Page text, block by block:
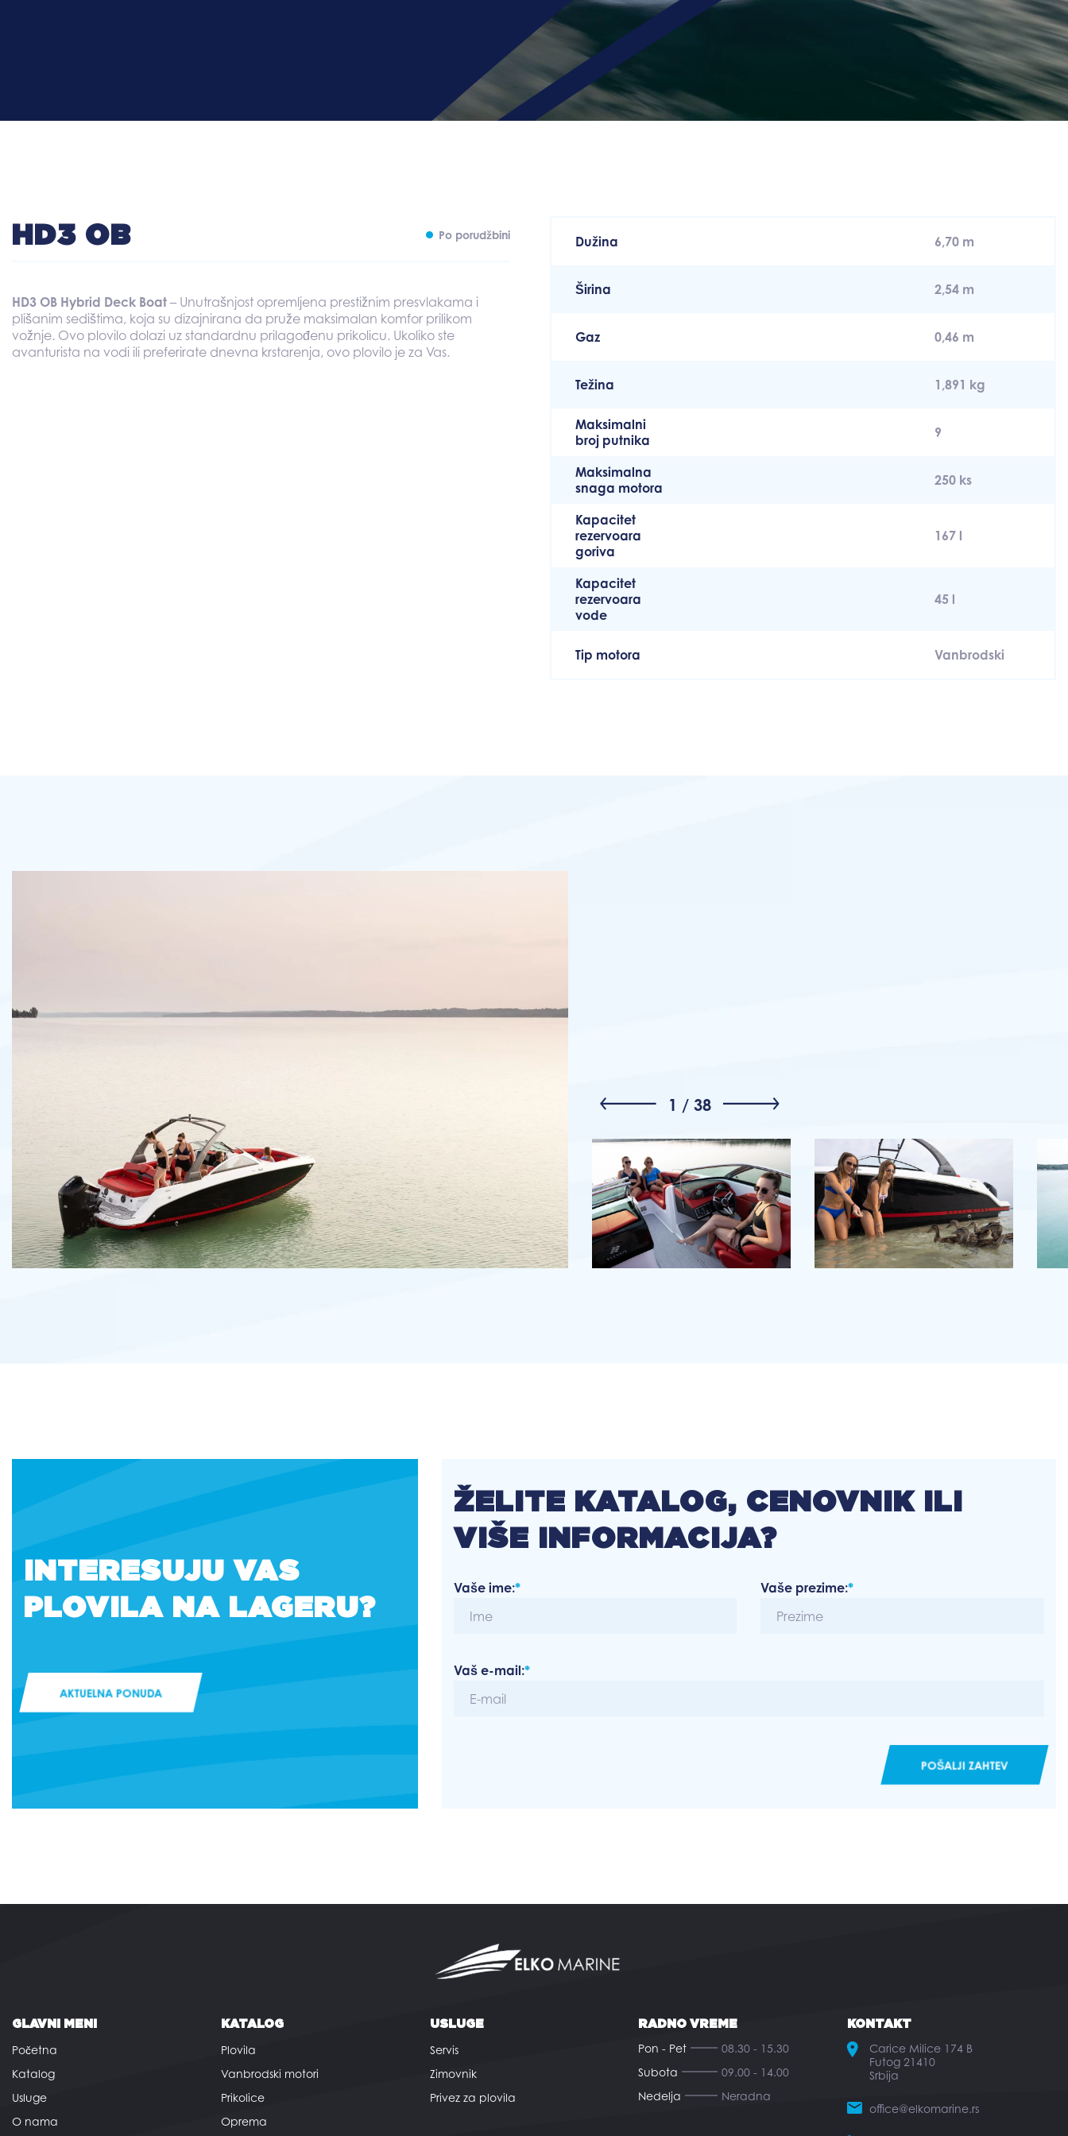
HD3 OB Po porudžbini
HD3 OB Hybrid Deck Boat – Unutrašnjost opremljena prestižnim presvlakama i
plišanim sedištima, koja su dizajnirana da pruže maksimalan komfor prilikom
vožnje. Ovo plovilo dolazi uz standardnu prilagođenu prikolicu. Ukoliko ste
avanturista na vodi ili preferirate dnevna krstarenja, ovo plovilo je za Vas.
Dužina 6,70 m
Širina 2,54 m
Gaz 0,46 m
Težina 1,891 kg
Maksimalni
broj putnika
9
Maksimalna
snaga motora
250 ks
Kapacitet
rezervoara
goriva
167 l
Kapacitet
rezervoara
vode
45 l
Tip motora Vanbrodski
1 /38
INTERESUJU VAS
PLOVILA NA LAGERU?
AKTUELNA PONUDA
ŽELITE KATALOG, CENOVNIK ILI
VIŠE INFORMACIJA?
Vaše ime:* Vaše prezime:*
Vaš e-mail:*
POŠALJI ZAHTEV
GLAVNI MENI
Početna
Katalog
Usluge
O nama
KATALOG
Plovila
Vanbrodski motori
Prikolice
Oprema
USLUGE
Servis
Zimovnik
Privez za plovila
RADNO VREME
Pon - Pet
08.30 - 15.30
Subota
09.00 - 14.00
Nedelja
Neradna
KONTAKT
Carice Milice 174 B
Futog 21410
Srbija
office@elkomarine.rs